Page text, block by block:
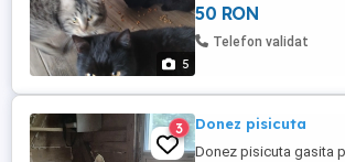
5
50 RON
Telefon validat
3 Donez pisicuta
Donez pisicuta gasita